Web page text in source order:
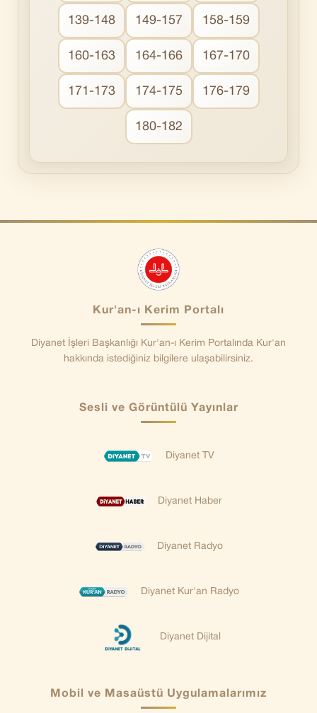
139-148 149-157 158-159
160-163 164-166 167-170
171-173 174-175 176-179
180-182
Kur'an-ı Kerim Portalı
Diyanet İşleri Başkanlığı Kur'an-ı Kerim Portalında Kur'an
hakkında istediğiniz bilgilere ulaşabilirsiniz.
Sesli ve Görüntülü Yayınlar
Diyanet TV
Diyanet Haber
Diyanet Radyo
Diyanet Kur'an Radyo
Diyanet Dijital
Mobil ve Masaüstü Uygulamalarımız